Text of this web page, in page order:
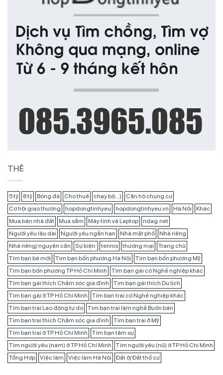
THẺ
5 tỷ 8 tỷ Bóng đá Cho thuê chạy bộ...)
Căn hộ chung cư
Cơ hội giao thương
hopdongtinhyeu hopdongtinhyeu.vn Hà Nội
Khác
Mua bán nhà đất
Mua sắm Máy tính và Laptop
ndag.net
Người yêu lâu dài
Người yêu ngắn hạn Nhà mặt phố
Nhà riêng
Nhà riêng/ nguyên căn
Sự kiện: tennis thương mại
Trang chủ
Tìm bạn bè mới
Tìm bạn bốn phương Hà Nội
Tìm bạn bốn phương Mỹ
Tìm bạn bốn phương TP Hồ Chí Minh
Tìm bạn gái có Nghề nghiệp khác
Tìm bạn gái thích Chăm sóc gia đình
Tìm bạn gái thích Du lịch
Tìm bạn gái ở TP Hồ Chí Minh
Tìm bạn trai có Nghề nghiệp khác
Tìm bạn trai Lao động tự do
Tìm bạn trai làm nghề Buôn bán
Tìm bạn trai thích Chăm sóc gia đình
Tìm bạn trai ở Mỹ
Tìm bạn trai ở TP Hồ Chí Minh
Tìm bạn tâm sự
Tìm người yêu (nam) ở TP Hồ Chí Minh
Tìm người yêu (nữ) ở TP Hồ Chí Minh
Tổng Hợp
Việc làm Việc làm Hà Nội Đất ở/ Đất thổ cư